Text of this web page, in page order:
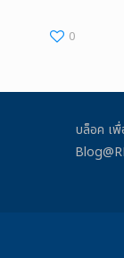
0
บล็อค เ